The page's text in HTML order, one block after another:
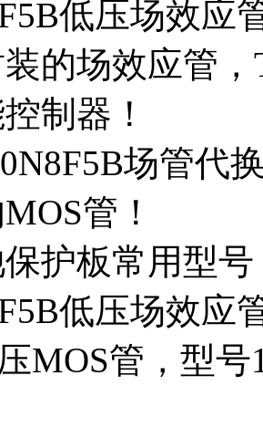
低压场效应
的场效应管
制器！
场管代
管！
护板常用型
低压场效应
MOS管，型